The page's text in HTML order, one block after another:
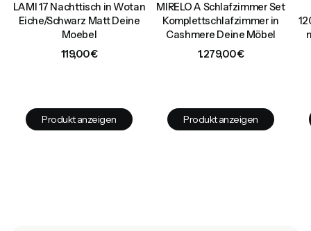
LAMI 17 Nachttisch in Wotan
Eiche/Schwarz Matt Deine
Moebel
Preis
119,00 €
Produkt anzeigen
MIRELO A Schlafzimmer Set
Komplettschlafzimmer in
Cashmere Deine Möbel
Preis
1.279,00 €
Produkt anzeigen